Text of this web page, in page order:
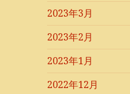
2023年3月
2023年2月
2023年1月
2022年12月